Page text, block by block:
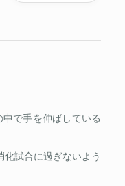
で手を伸ばしている
試合に過ぎないよう